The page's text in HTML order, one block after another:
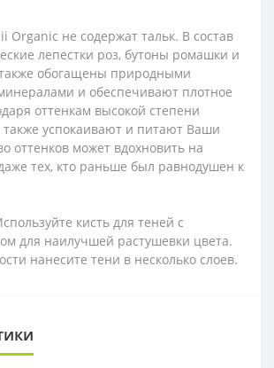
Organic не содержат тальк. В состав
лепестки роз, бутоны ромашки и
обогащены природными
и обеспечивают плотное
оттенкам высокой степени
также успокаивают и питают Ваши
оттенков может вдохновить на
тех, кто раньше был равнодушен к
кисть для теней с
для наилучшей растушевки цвета.
нанесите тени в несколько слоев.